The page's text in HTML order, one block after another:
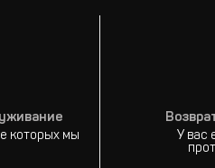
которых мы
У вас